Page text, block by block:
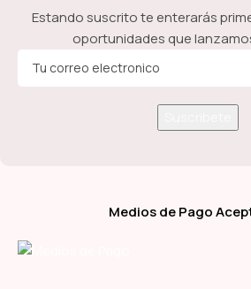
Estando suscrito te enterarás
oportunidades que
Medios de Pago